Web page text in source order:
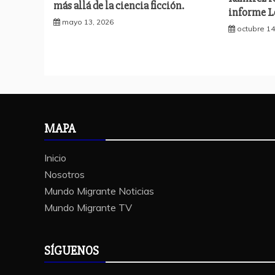
más allá de la ciencia ficción.
mayo 13, 2026
informe
octubre
MAPA
Inicio
Nosotros
Mundo Migrante Noticias
Mundo Migrante TV
SÍGUENOS